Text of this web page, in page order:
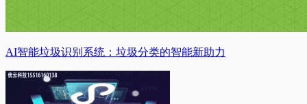
AI智能垃圾识别系统：垃圾分类的智能新助力